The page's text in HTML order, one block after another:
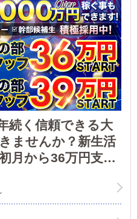
続く信頼できる大
ませんか？新生活
月から36万円支給
です！